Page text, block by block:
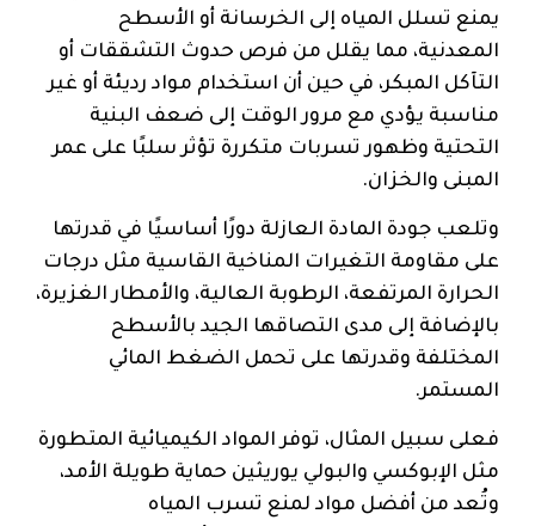
يمنع تسلل المياه إلى الخرسانة أو الأسطح
المعدنية، مما يقلل من فرص حدوث التشققات أو
التآكل المبكر، في حين أن استخدام مواد رديئة أو غير
مناسبة يؤدي مع مرور الوقت إلى ضعف البنية
التحتية وظهور تسربات متكررة تؤثر سلبًا على عمر
المبنى والخزان.
وتلعب جودة المادة العازلة دورًا أساسيًا في قدرتها
على مقاومة التغيرات المناخية القاسية مثل درجات
الحرارة المرتفعة، الرطوبة العالية، والأمطار الغزيرة،
بالإضافة إلى مدى التصاقها الجيد بالأسطح
المختلفة وقدرتها على تحمل الضغط المائي
المستمر.
فعلى سبيل المثال، توفر المواد الكيميائية المتطورة
مثل الإبوكسي والبولي يوريثين حماية طويلة الأمد،
وتُعد من أفضل مواد لمنع تسرب المياه